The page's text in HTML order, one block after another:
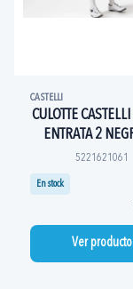
CASTELLI
CULOTTE
ENTRATA 2
5221621061
En stock
Ver producto